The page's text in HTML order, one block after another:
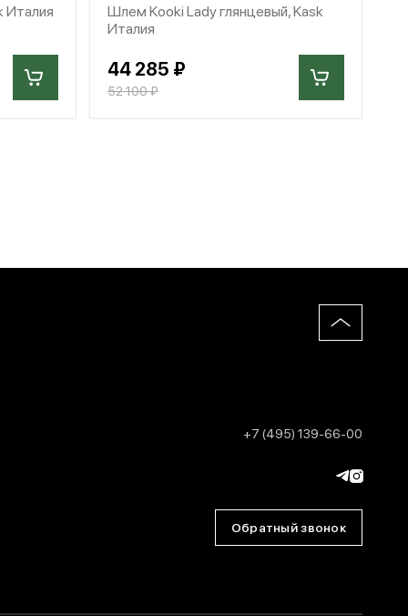
Италия
Шлем Kooki Lady глянцевый, Kask
Италия
44 285 ₽
52 100 ₽
+7 (495) 139-66-00
Обратный звонок